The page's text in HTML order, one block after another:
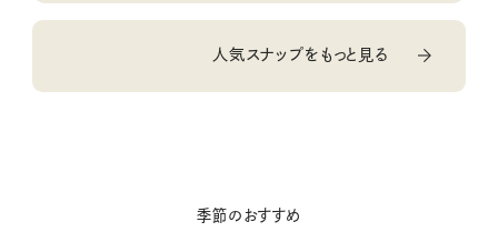
人気スナップをもっと見る
季節のおすすめ